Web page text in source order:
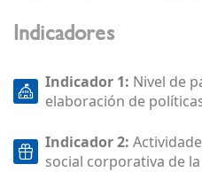
Indicadores
Indicador 1: Nivel de
elaboración de
Indicador 2:
social corporativa de